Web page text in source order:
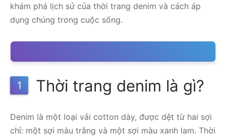
khám phá lịch sử của thời trang denim và cách áp
dụng chúng trong cuộc sống.
1 Thời trang denim là gì?
Denim là một loại vải cotton dày, được dệt từ hai sợi
chỉ: một sợi màu trắng và một sợi màu xanh lam. Thời